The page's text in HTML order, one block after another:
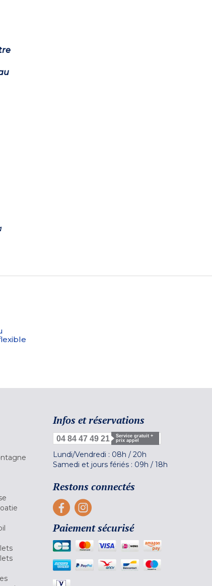
Infos et réservations
04 84 47 49 21
Service gratuit +
prix appel
Lundi/Vendredi : 08h / 20h
Samedi et jours fériés : 09h / 18h
Restons connectés
Paiement sécurisé